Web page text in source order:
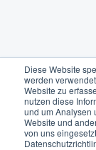
Diese Website
werden
Website zu
nutzen diese
und um Analysen
Website und
von uns
Beliebte